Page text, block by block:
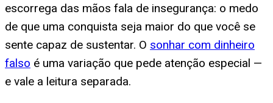
escorrega das mãos fala de insegurança: o medo
de que uma conquista seja maior do que você se
sente capaz de sustentar. O sonhar com dinheiro
falso é uma variação que pede atenção especial —
e vale a leitura separada.